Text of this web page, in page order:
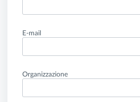
E-mail
Organizzazione